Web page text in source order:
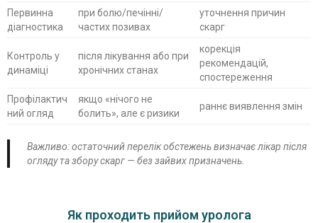
Первинна
діагностика
при болю/печінні/
частих позивах
уточнення причин
скарг
Контроль у
динаміці
після лікування або при
хронічних станах
корекція
рекомендацій,
спостереження
Профілактич
ний огляд
якщо «нічого не
болить», але є ризики
раннє виявлення змін
Важливо: остаточний перелік обстежень визначає лікар після
огляду та збору скарг — без зайвих призначень.
Як проходить прийом уролога